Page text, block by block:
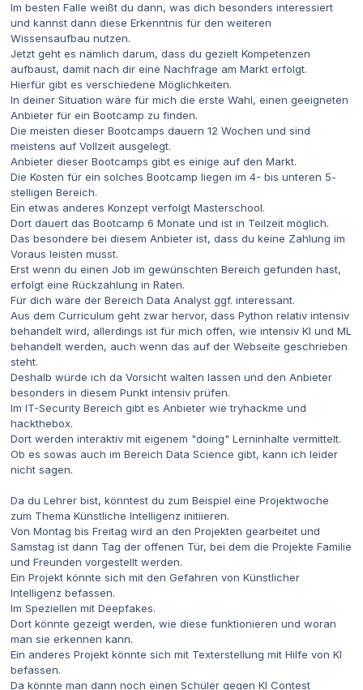
Im besten Falle weißt du dann, was dich besonders interessiert
und kannst dann diese Erkenntnis für den weiteren
Wissensaufbau nutzen.
Jetzt geht es nämlich darum, dass du gezielt Kompetenzen
aufbaust, damit nach dir eine Nachfrage am Markt erfolgt.
Hierfür gibt es verschiedene Möglichkeiten.
In deiner Situation wäre für mich die erste Wahl, einen geeigneten
Anbieter für ein Bootcamp zu finden.
Die meisten dieser Bootcamps dauern 12 Wochen und sind
meistens auf Vollzeit ausgelegt.
Anbieter dieser Bootcamps gibt es einige auf den Markt.
Die Kosten für ein solches Bootcamp liegen im 4- bis unteren 5-
stelligen Bereich.
Ein etwas anderes Konzept verfolgt Masterschool.
Dort dauert das Bootcamp 6 Monate und ist in Teilzeit möglich.
Das besondere bei diesem Anbieter ist, dass du keine Zahlung im
Voraus leisten musst.
Erst wenn du einen Job im gewünschten Bereich gefunden hast,
erfolgt eine Rückzahlung in Raten.
Für dich wäre der Bereich Data Analyst ggf. interessant.
Aus dem Curriculum geht zwar hervor, dass Python relativ intensiv
behandelt wird, allerdings ist für mich offen, wie intensiv KI und ML
behandelt werden, auch wenn das auf der Webseite geschrieben
steht.
Deshalb würde ich da Vorsicht walten lassen und den Anbieter
besonders in diesem Punkt intensiv prüfen.
Im IT-Security Bereich gibt es Anbieter wie tryhackme und
hackthebox.
Dort werden interaktiv mit eigenem "doing" Lerninhalte vermittelt.
Ob es sowas auch im Bereich Data Science gibt, kann ich leider
nicht sagen.
Da du Lehrer bist, könntest du zum Beispiel eine Projektwoche
zum Thema Künstliche Intelligenz initiieren.
Von Montag bis Freitag wird an den Projekten gearbeitet und
Samstag ist dann Tag der offenen Tür, bei dem die Projekte Familie
und Freunden vorgestellt werden.
Ein Projekt könnte sich mit den Gefahren von Künstlicher
Intelligenz befassen.
Im Speziellen mit Deepfakes.
Dort könnte gezeigt werden, wie diese funktionieren und woran
man sie erkennen kann.
Ein anderes Projekt könnte sich mit Texterstellung mit Hilfe von KI
befassen.
Da könnte man dann noch einen Schüler gegen KI Contest